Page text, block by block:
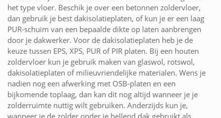
het type vloer. Beschik je over een betonnen zoldervloer,
dan gebruik je best dakisolatieplaten, of kun je er een laag
PUR-schuim van een bepaalde dikte op laten aanbrengen
door je dakwerker. Voor de dakisolatieplaten heb je de
keuze tussen EPS, XPS, PUR of PIR platen. Bij een houten
zoldervloer kun je gebruik maken van glaswol, rotswol,
dakisolatieplaten of milieuvriendelijke materialen. Wens je
nadien nog een afwerking met OSB-platen en een
bijkomende toplaag, dan kan dit nog altijd wanneer je je
zolderruimte nuttig wilt gebruiken. Anderzijds kun je,